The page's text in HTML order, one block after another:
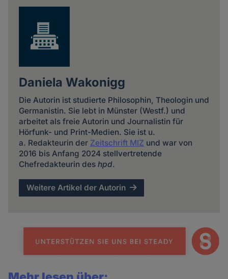
Daniela Wakonigg
Die Autorin ist studierte Philosophin, Theologin und
Germanistin. Sie lebt in Münster (Westf.) und
arbeitet als freie Autorin und Journalistin für
Hörfunk- und Print-Medien. Sie ist u.
a. Redakteurin der Zeitschrift MIZ und war von
2016 bis Anfang 2024 stellvertretende
Chefredakteurin des hpd.
Weitere Artikel der Autorin